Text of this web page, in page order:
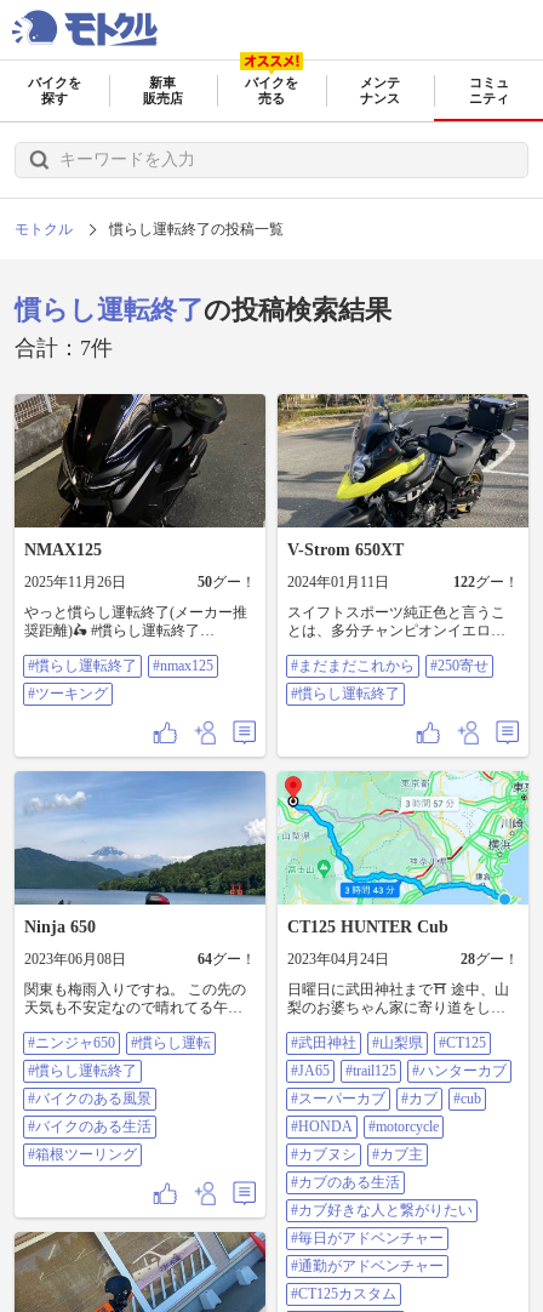
バイクを
探す
新車
販売店
バイクを
売る
メンテ
ナンス
コミュ
ニティ
モトクル 慣らし運転終了の投稿一覧
慣らし運転終了の投稿検索結果
合計：7件
NMAX125
2025年11月26日 50グー！
やっと慣らし運転終了(メーカー推
奨距離)🛵 #慣らし運転終了
#慣らし運転終了
#nmax125
#ツーキング
V-Strom 650XT
2024年01月11日 122グー！
スイフトスポーツ純正色と言うこ
とは、多分チャンピオンイエロー
って、くちばしをラッピングして
みました。 これで、とりあえずV
ストに見えるでしょ〜笑笑 今のラ
ッピングフィルムは良く出来てま
して、まぁ簡単にイメージチェン
ジが可能ですね笑笑 #まだまだこれ
から #250寄せ #慣らし運転終了
#まだまだこれから
#250寄せ
#慣らし運転終了
Ninja 650
2023年06月08日 64グー！
関東も梅雨入りですね。 この先の
天気も不安定なので晴れてる午前
ました😊 #ニンジャ650 #慣らし運
転 #慣らし運転終了 #バイクのある
風景 #バイクのある生活 #箱根ツー
リング
#ニンジャ650
#慣らし運転
#慣らし運転終了
#バイクのある風景
#バイクのある生活
#箱根ツーリング
CT125 HUNTER Cub
2023年04月24日 28グー！
日曜日に武田神社まで⛩️ 途中、山
梨のお婆ちゃん家に寄り道をして
麺🍜✨ 走行距離303㌔でメーター距
離が1245㌔🙌 慣らし運転卒業しま
した🔥 600㌔の時にオイル交換して
るので来週末あたりにまた交換し
て貰おうかな(*´꒳`*) #武田神社 #山
梨県 #ct125 #ja65 #trail125 #ハンター
カブ #スーパーカブ #カブ #cub
#honda #motorcycle #カブヌシ #カブ
主 #カブのある生活 #カブ好きな人
と繋がりたい #毎日がアドベンチャ
ー #通勤がアドベンチャー #ct125カ
スタム #慣らし運転終了 #プチツー
リング #ツーリング #カブツーリン
グ #ラーメンツーリング #ラーツー
#すれ違ったカブ乗りに敬礼
#武田神社 #山梨県
#CT125
#JA65
#trail125
#ハンターカブ
#スーパーカブ
#カブ
#cub
#HONDA
#motorcycle
#カブヌシ
#カブ主
#カブのある生活
#カブ好きな人と繋がりたい
#毎日がアドベンチャー
#通勤がアドベンチャー
#CT125カスタム